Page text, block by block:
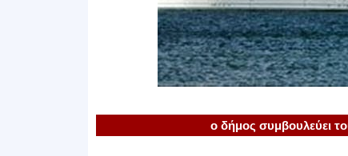
ο δήμος συμβουλεύει